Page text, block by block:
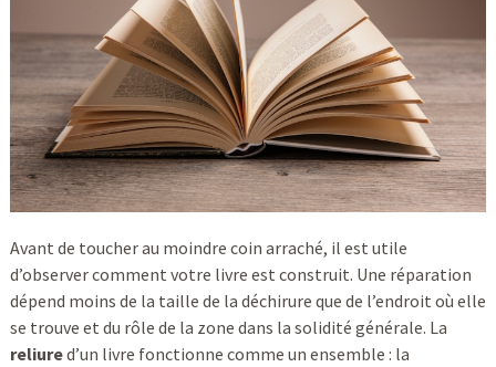
Avant de toucher au moindre coin arraché, il est utile
d’observer comment votre livre est construit. Une réparation
dépend moins de la taille de la déchirure que de l’endroit où elle
se trouve et du rôle de la zone dans la solidité générale. La
reliured’un livre fonctionne comme un ensemble : la